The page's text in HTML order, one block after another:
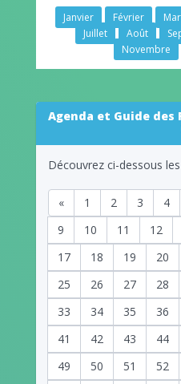
Janvier Février
Juillet
Août
Novembre
Agenda et Guide des
Découvrez ci-dessous
« 1 2 3 4
9
10 11 12
17
18 19 20
25
26 27 28
33
34 35 36
41
42 43 44
49
50 51 52